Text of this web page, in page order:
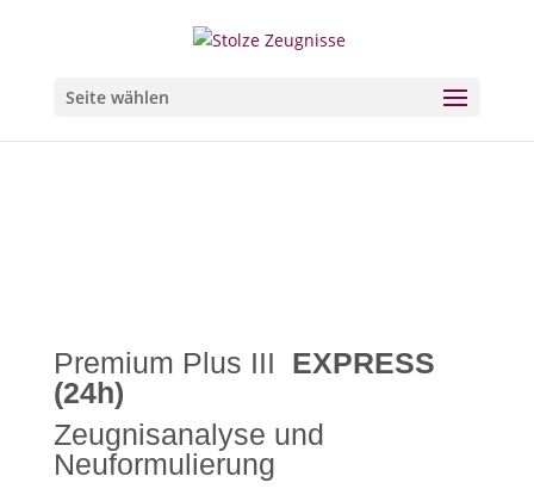
Seite wählen
Premium Plus III EXPRESS
(24h)
Zeugnisanalyse und
Neuformulierung